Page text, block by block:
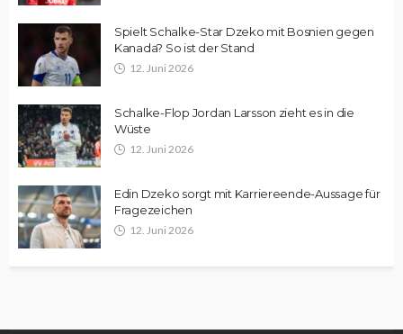
Spielt Schalke-Star Dzeko mit Bosnien gegen
Kanada? So ist der Stand
12. Juni 2026
Schalke-Flop Jordan Larsson zieht es in die
Wüste
12. Juni 2026
Edin Dzeko sorgt mit Karriereende-Aussage für
Fragezeichen
12. Juni 2026